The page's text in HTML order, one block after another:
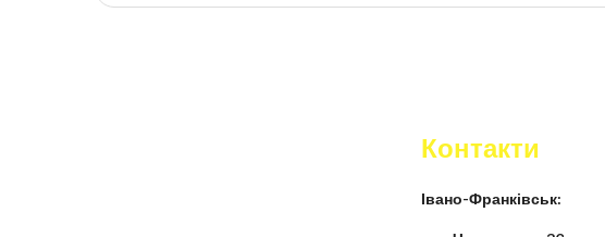
Контакти
Івано-Франківськ: